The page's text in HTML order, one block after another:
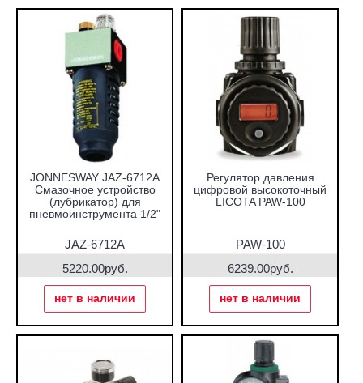
JONNESWAY JAZ-6712A
Смазочное устройство
(лубрикатор) для
пневмоинструмента 1/2"
JAZ-6712A
5220.00руб.
нет в наличии
Регулятор давления
цифровой высокоточный
LICOTA PAW-100
PAW-100
6239.00руб.
нет в наличии